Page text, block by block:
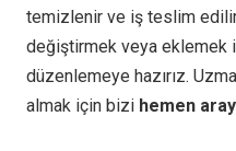
temizlenir ve iş teslim
değiştirmek veya eklemek
düzenlemeye hazırız.
almak için bizi hemen